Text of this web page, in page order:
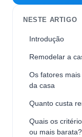
NESTE ARTIGO
Introdução
Remodelar a
Os fatores
da casa
Quanto custa
Quais os
ou mais barata?